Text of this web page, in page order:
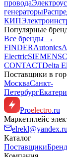
провода
генераторы
КИП
Популярные
Все бренды →
FINDERAutonics
ElectricSIEMENS
CONTACTDelta
Поставщики в
МоскваСанкт-
Петербург
Proelectro.ru
Маркетплейс
elrekl@yandex.ru
Каталог
Поставщики